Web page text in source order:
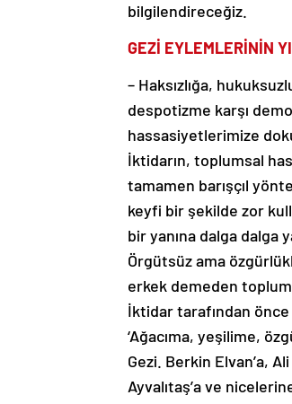
bilgilendireceğiz.
GEZİ EYLEMLERİNİN
– Haksızlığa,
despotizme karşı
hassasiyetlerimize
İktidarın, toplumsal
tamamen barışçıl
keyfi bir şekilde zor
bir yanına dalga dalga
Örgütsüz ama
erkek demeden
İktidar tarafından
‘Ağacıma, yeşilime,
Gezi. Berkin Elvan’a,
Ayvalıtaş’a ve